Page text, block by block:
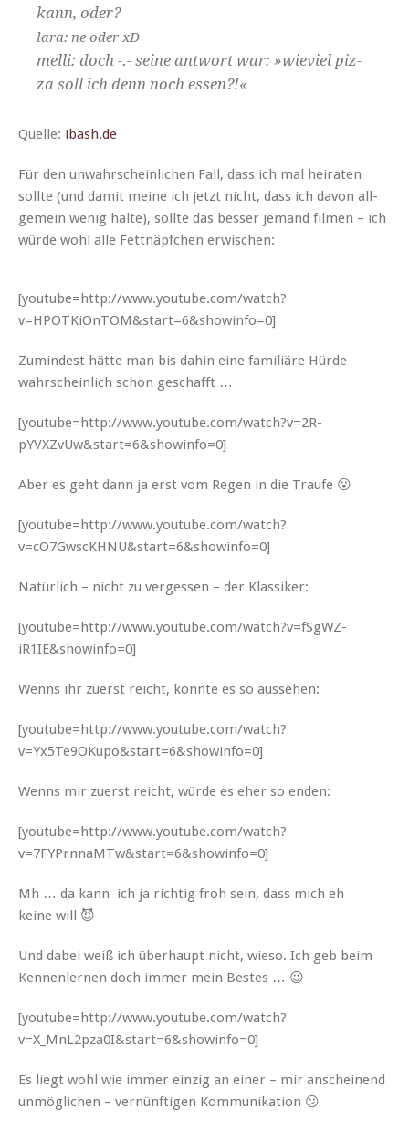
kann, oder?
lara: ne oder xD
mel­li: doch -.- seine antwort war: »wieviel piz­
za soll ich denn noch essen?!«
Quelle: ibash.de
Für den unwahrschein­lichen Fall, dass ich mal heirat­en
sollte (und damit meine ich jet­zt nicht, dass ich davon all­
ge­mein wenig halte), sollte das bess­er jemand fil­men – ich
würde wohl alle Fet­tnäpfchen erwischen:
[youtube=http://www.youtube.com/watch?
v=HPOTKiOnTOM&start=6&showinfo=0]
Zumin­d­est hätte man bis dahin eine famil­iäre Hürde
wahrschein­lich schon geschafft …
[youtube=http://www.youtube.com/watch?v=2R-
pYVXZvUw&start=6&showinfo=0]
Aber es geht dann ja erst vom Regen in die Traufe 😮
[youtube=http://www.youtube.com/watch?
v=cO7GwscKHNU&start=6&showinfo=0]
Natür­lich – nicht zu vergessen – der Klassiker:
[youtube=http://www.youtube.com/watch?v=fSgWZ-
iR1IE&showinfo=0]
Wenns ihr zuerst reicht, kön­nte es so aussehen:
[youtube=http://www.youtube.com/watch?
v=Yx5Te9OKupo&start=6&showinfo=0]
Wenns mir zuerst reicht, würde es eher so enden:
[youtube=http://www.youtube.com/watch?
v=7FYPrnnaMTw&start=6&showinfo=0]
Mh … da kann ich ja richtig froh sein, dass mich eh
keine will 😈
Und dabei weiß ich über­haupt nicht, wieso. Ich geb beim
Ken­nen­ler­nen doch immer mein Bestes … 😉
[youtube=http://www.youtube.com/watch?
v=X_MnL2pza0I&start=6&showinfo=0]
Es liegt wohl wie immer einzig an ein­er – mir anscheinend
unmöglichen – vernün­fti­gen Kommunikation 😕